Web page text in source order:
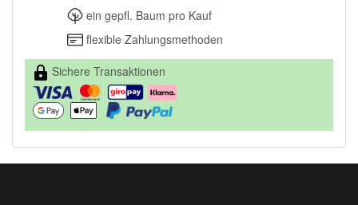
ein gepfl. Baum pro Kauf
flexible Zahlungsmethoden
Sichere Transaktionen